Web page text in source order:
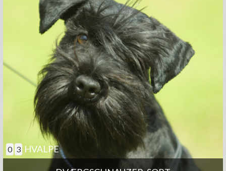
0 3 HVALPE